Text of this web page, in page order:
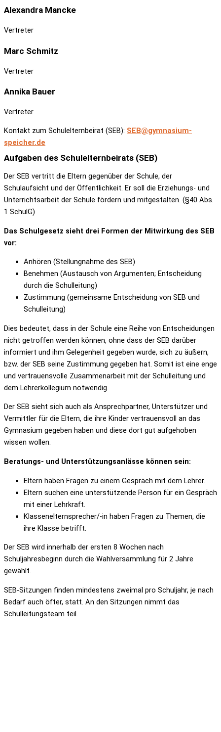
Alexandra Mancke
Vertreter
Marc Schmitz
Vertreter
Annika Bauer
Vertreter
Kontakt zum Schulelternbeirat (SEB): SEB@gymnasium-
speicher.de
Aufgaben des Schulelternbeirats (SEB)
Der SEB vertritt die Eltern gegenüber der Schule, der
Schulaufsicht und der Öffentlichkeit. Er soll die Erziehungs- und
Unterrichtsarbeit der Schule fördern und mitgestalten. (§40 Abs.
1 SchulG)
Das Schulgesetz sieht drei Formen der Mitwirkung des SEB
vor:
Anhören (Stellungnahme des SEB)
Benehmen (Austausch von Argumenten; Entscheidung
durch die Schulleitung)
Zustimmung (gemeinsame Entscheidung von SEB und
Schulleitung)
Dies bedeutet, dass in der Schule eine Reihe von Entscheidungen
nicht getroffen werden können, ohne dass der SEB darüber
informiert und ihm Gelegenheit gegeben wurde, sich zu äußern,
bzw. der SEB seine Zustimmung gegeben hat. Somit ist eine enge
und vertrauensvolle Zusammenarbeit mit der Schulleitung und
dem Lehrerkollegium notwendig.
Der SEB sieht sich auch als Ansprechpartner, Unterstützer und
Vermittler für die Eltern, die ihre Kinder vertrauensvoll an das
Gymnasium gegeben haben und diese dort gut aufgehoben
wissen wollen.
Beratungs- und Unterstützungsanlässe können sein:
Eltern haben Fragen zu einem Gespräch mit dem Lehrer.
Eltern suchen eine unterstützende Person für ein Gespräch
mit einer Lehrkraft.
Klassenelternsprecher/-in haben Fragen zu Themen, die
ihre Klasse betrifft.
Der SEB wird innerhalb der ersten 8 Wochen nach
Schuljahresbeginn durch die Wahlversammlung für 2 Jahre
gewählt.
SEB-Sitzungen finden mindestens zweimal pro Schuljahr, je nach
Bedarf auch öfter, statt. An den Sitzungen nimmt das
Schulleitungsteam teil.